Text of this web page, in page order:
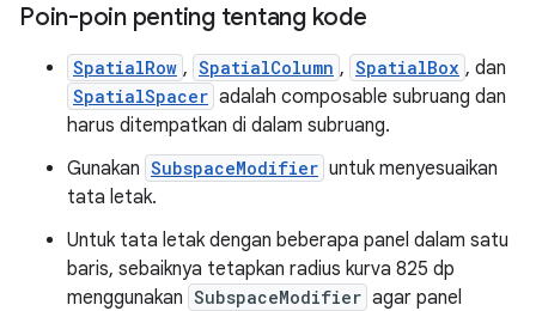
Poin-poin penting tentang kode
SpatialRow , SpatialColumn , SpatialBox , dan
SpatialSpacer adalah composable subruang dan
harus ditempatkan di dalam subruang.
Gunakan SubspaceModifier untuk menyesuaikan
tata letak.
Untuk tata letak dengan beberapa panel dalam satu
baris, sebaiknya tetapkan radius kurva 825 dp
menggunakan SubspaceModifier agar panel